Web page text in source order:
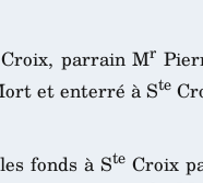
parrain Mr
et enterré à Ste
fonds à Ste Croix